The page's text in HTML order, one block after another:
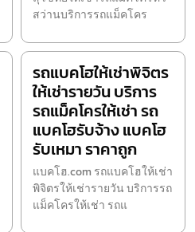
สว่านบริการรถแม็คโคร
รถแบคโฮให้เช่าพิจิตร
ให้เช่ารายวัน บริการ
รถแม็คโครให้เช่า รถ
แบคโฮรับจ้าง แบคโฮ
รับเหมา ราคาถูก
แบคโฮ.com รถแบคโฮให้เช่า
พิจิตรให้เช่ารายวัน บริการรถ
แม็คโครให้เช่า รถแ